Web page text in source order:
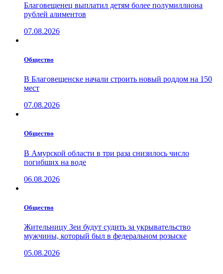
Благовещенец выплатил детям более полумиллиона
рублей алиментов
07.08.2026
Общество
В Благовещенске начали строить новый роддом на 150
мест
07.08.2026
Общество
В Амурской области в три раза снизилось число
погибших на воде
06.08.2026
Общество
Жительницу Зеи будут судить за укрывательство
мужчины, который был в федеральном розыске
05.08.2026